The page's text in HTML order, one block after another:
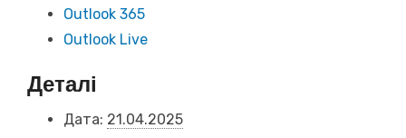
Outlook 365
Outlook Live
Деталі
Дата: 21.04.2025